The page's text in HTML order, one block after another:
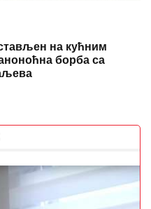
на кућним
борба са